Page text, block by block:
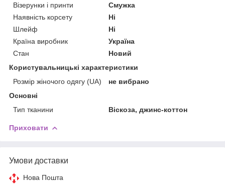
Візерунки і принти
Смужка
Наявність корсету
Ні
Шлейф
Ні
Країна виробник
Україна
Стан
Новий
Користувальницькі характеристики
Розмір жіночого одягу (UA)
не вибрано
Основні
Тип тканини
Віскоза, джинс-коттон
Приховати
Умови доставки
Нова Пошта